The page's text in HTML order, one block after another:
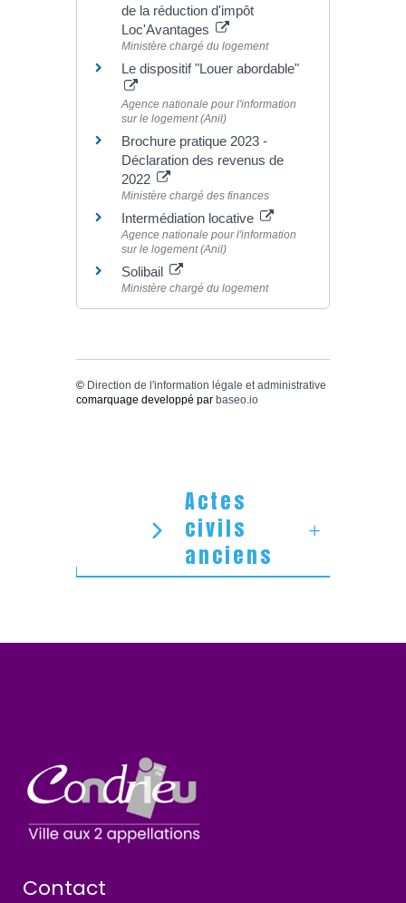
de la réduction d'impôt
Loc'Avantages
Ministère chargé du logement
Le dispositif "Louer abordable"
Agence nationale pour l'information
sur le logement (Anil)
Brochure pratique 2023 -
Déclaration des revenus de
2022
Ministère chargé des finances
Intermédiation locative
Agence nationale pour l'information
sur le logement (Anil)
Solibail
Ministère chargé du logement
© Direction de l'information légale et administrative
comarquage developpé par baseo.io
Actes
civils
anciens
Contact